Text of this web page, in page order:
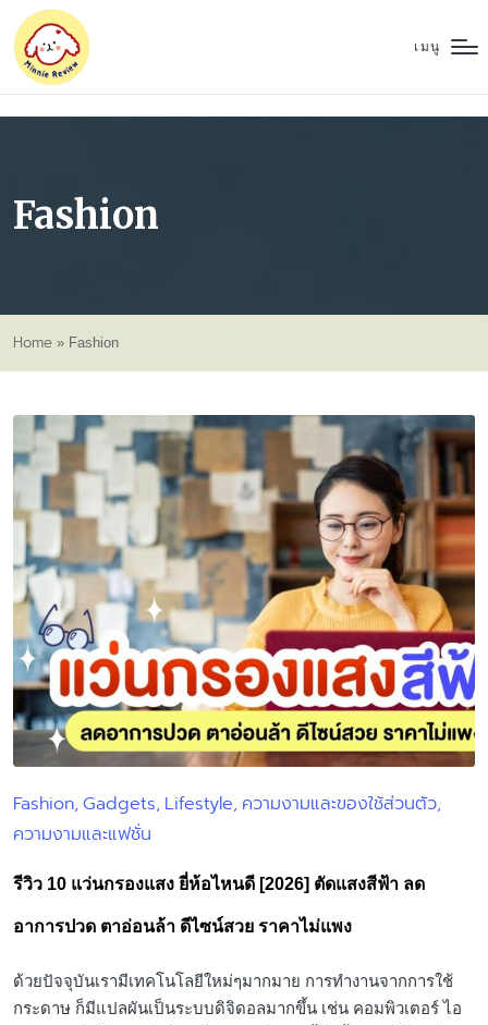
เมนู
Fashion
Home » Fashion
Posted
in
Fashion Gadgets Lifestyle ความงามและของใช้ส่วนตัว
ความงามและแฟชั่น
รีวิว 10 แว่นกรองแสง ยี่ห้อไหนดี [2026] ตัดแสงสีฟ้า ลด
อาการปวด ตาอ่อนล้า ดีไซน์สวย ราคาไม่แพง
ด้วยปัจจุบันเรามีเทคโนโลยีใหม่ๆมากมาย การทำงานจากการใช้
กระดาษ ก็มีแปลผันเป็นระบบดิจิดอลมากขึ้น เช่น คอมพิวเตอร์ ไอ